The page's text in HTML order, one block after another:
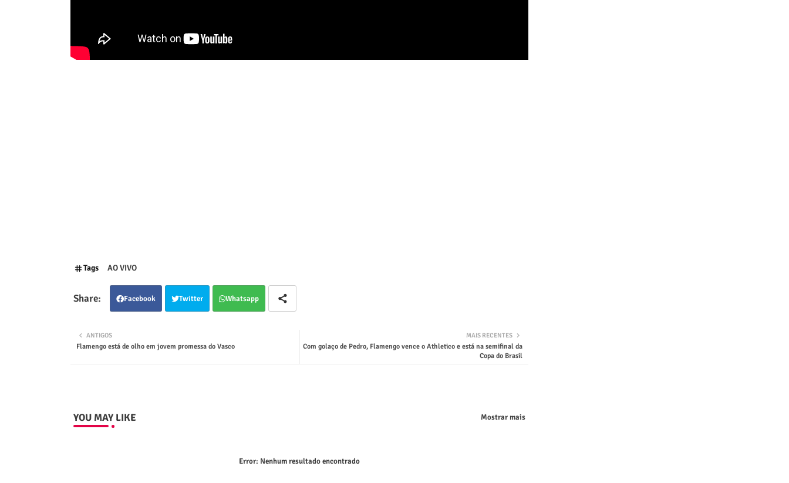
Tags AO VIVO
Facebook Twitter Whatsapp
MAIS RECENTES
Com golaço de Pedro, Flamengo vence o Athletico e está na semifinal da
Copa do Brasil
ANTIGOS
Flamengo está de olho em jovem promessa do Vasco
YOU MAY LIKE Mostrar mais
Error: Nenhum resultado encontrado